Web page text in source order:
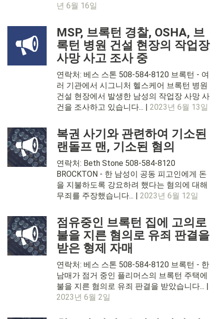
년 6월 16일
MSP, 브록턴 경찰, OSHA, 브
록턴 병원 건설 현장의 작업장
사망 사고 조사 중
연락처: 베스 스톤 508-584-8120 브록턴 - 여
러 기관에서 시그니처 헬스케어 브록턴 병원
건설 현장에서 발생한 남성의 작업장 사망 사
건을 조사하고 있습니다... | 2023년 6월 13일
복권 사기와 관련하여 기소된
랜돌프 맨, 기소된 혐의
연락처: Beth Stone 508-584-8120
BROCKTON - 한 남성이 공동 피고인에게 돈
을 지불하도록 강요하려 했다는 혐의에 대해
무죄를 주장했습니다... | 2023년 6월 12일
점유중인 브록턴 집에 고의로
불을 지른 혐의로 유죄 판결을
받은 형제 자매
연락처: 베스 스톤 508-584-8120 브록턴 - 한
남매가 점거 중인 플리머스의 브록턴 주택에
불을 지른 혐의로 유죄 판결을 받았습니다... |
2023년 6월 2일